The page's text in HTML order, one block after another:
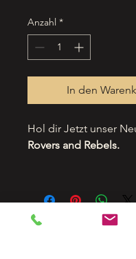
Anzahl *
In den
Hol dir Jetzt unser
Rovers and Rebels.